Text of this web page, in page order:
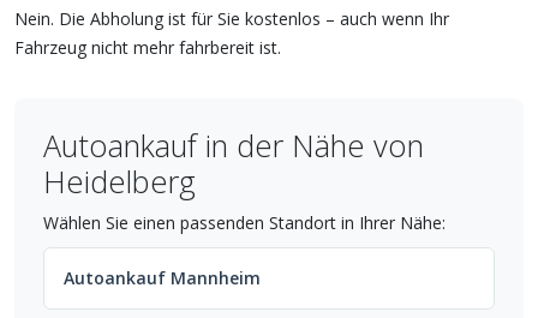
Nein. Die Abholung ist für Sie kostenlos – auch wenn Ihr
Fahrzeug nicht mehr fahrbereit ist.
Autoankauf in der Nähe von
Heidelberg
Wählen Sie einen passenden Standort in Ihrer Nähe:
Autoankauf Mannheim